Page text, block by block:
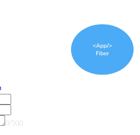
0 500